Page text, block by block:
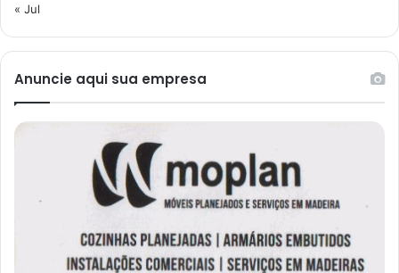
« Jul
Anuncie aqui sua empresa